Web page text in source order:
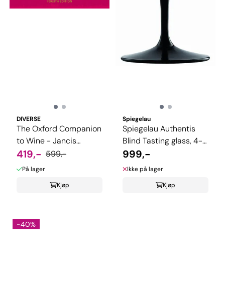
DIVERSE
The Oxford Companion
to Wine - Jancis
Robinson
419,- 599,-
På lager
Kjøp
Spiegelau
Spiegelau Authentis
Blind Tasting glass, 4-
pk
999,-
Ikke på lager
Kjøp
-40%